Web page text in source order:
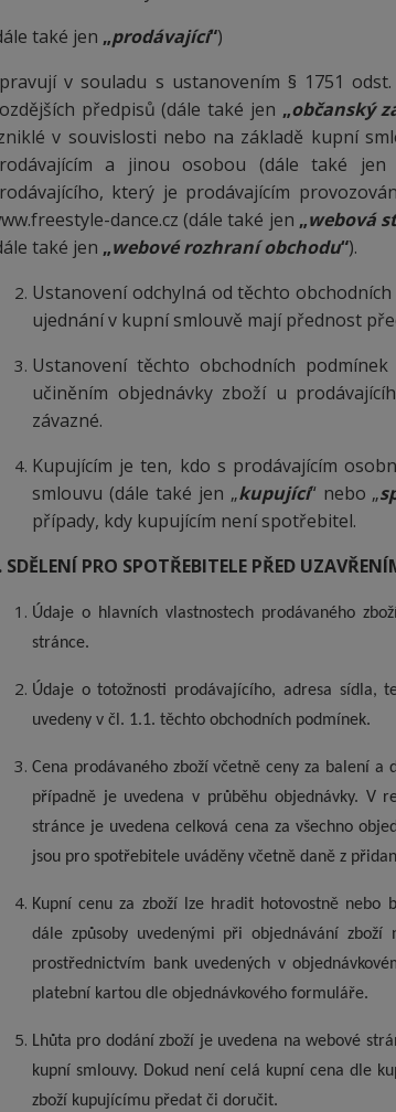
také jen „prodávající“)
v souladu s ustanovením § 1751
předpisů (dále také jen „občanský
v souvislosti nebo na základě kupní
a jinou osobou (dále také jen
který je prodávajícím
dance.cz (dále také jen „webová
také jen „webové rozhraní obchodu“).
Ustanovení odchylná od těchto
ujednání v kupní smlouvě mají přednost
Ustanovení těchto obchodních
učiněním objednávky zboží u
závazné.
Kupujícím je ten, kdo s prodávajícím
smlouvu (dále také jen „kupující“ nebo „
případy, kdy kupujícím není spotřebitel.
SDĚLENÍ PRO SPOTŘEBITELE PŘED
Údaje o hlavních vlastnostech prodávaného
stránce.
Údaje o totožnosti prodávajícího, adresa sídla,
uvedeny v čl. 1.1. těchto obchodních podmínek.
Cena prodávaného zboží včetně ceny za balení
případně je uvedena v průběhu objednávky. V
stránce je uvedena celková cena za všechno
jsou pro spotřebitele uváděny včetně daně z
Kupní cenu za zboží lze hradit hotovostně nebo
dále způsoby uvedenými při objednávání zboží
prostřednictvím bank uvedených v
platební kartou dle objednávkového formuláře.
Lhůta pro dodání zboží je uvedena na webové
kupní smlouvy. Dokud není celá kupní cena dle
zboží kupujícímu předat či doručit.